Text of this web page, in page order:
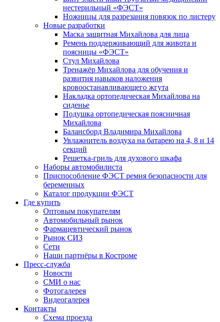
нестерильный «ФЭСТ»
Ножницы для разрезания повязок по листеру
Новые разработки
Маска защитная Михайлова для лица
Ремень поддерживающий для живота и
поясницы «ФЭСТ»
Стул Михайлова
Тренажёр Михайлова для обучения и
развития навыков наложения
кровоостанавливающего жгута
Накладка ортопедическая Михайлова на
сиденье
Подушка ортопедическая поясничная
Михайлова
Балансборд Владимира Михайлова
Увлажнитель воздуха на батарею на 4, 8 и 14
секций
Решетка-гриль для духового шкафа
Наборы автомобилиста
Приспособление ФЭСТ ремня безопасности для
беременных
Каталог продукции ФЭСТ
Где купить
Оптовым покупателям
Автомобильный рынок
Фармацевтический рынок
Рынок СИЗ
Сети
Наши партнёры в Костроме
Пресс-служба
Новости
СМИ о нас
Фотогалерея
Видеогалерея
Контакты
Схема проезда